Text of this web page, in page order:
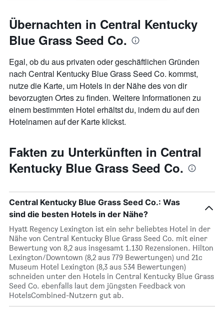
Übernachten in Central Kentucky
Blue Grass Seed Co.
Egal, ob du aus privaten oder geschäftlichen Gründen
nach Central Kentucky Blue Grass Seed Co. kommst,
nutze die Karte, um Hotels in der Nähe des von dir
bevorzugten Ortes zu finden. Weitere Informationen zu
einem bestimmten Hotel erhältst du, indem du auf den
Hotelnamen auf der Karte klickst.
Fakten zu Unterkünften in Central
Kentucky Blue Grass Seed Co.
Central Kentucky Blue Grass Seed Co.: Was
sind die besten Hotels in der Nähe?
Hyatt Regency Lexington ist ein sehr beliebtes Hotel in der
Nähe von Central Kentucky Blue Grass Seed Co. mit einer
Bewertung von 8,2 aus insgesamt 1.130 Rezensionen. Hilton
Lexington/Downtown (8,2 aus 779 Bewertungen) und 21c
Museum Hotel Lexington (8,3 aus 534 Bewertungen)
schneiden unter den Hotels in Central Kentucky Blue Grass
Seed Co. ebenfalls laut dem jüngsten Feedback von
HotelsCombined-Nutzern gut ab.